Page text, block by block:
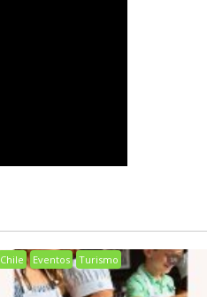
Chile Eventos Turismo